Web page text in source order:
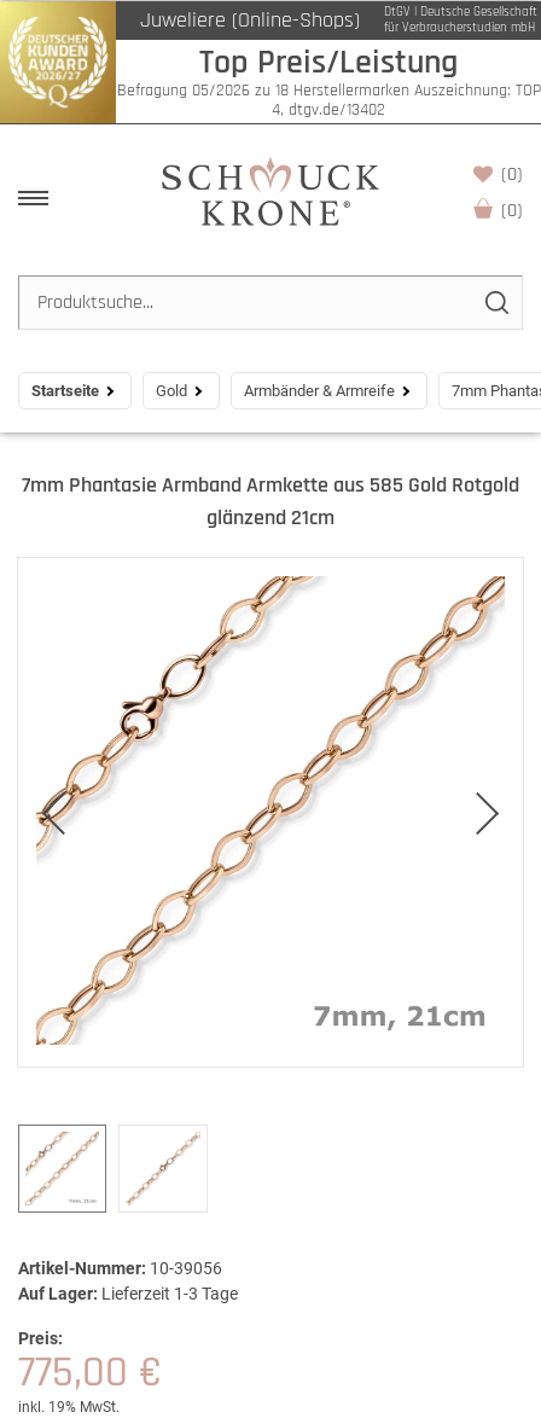
Juweliere (Online-Shops)
DtGV | Deutsche Gesellschaft
für Verbraucherstudien mbH
Top Preis/Leistung
Befragung 05/2026 zu 18 Herstellermarken Auszeichnung: TOP
4, dtgv.de/13402
(0)
(0)
Startseite Gold Armbänder & Armreife 7mm
7mm Phantasie Armband Armkette aus 585 Gold Rotgold
glänzend 21cm
Artikel-Nummer: 10-39056
Auf Lager: Lieferzeit 1-3 Tage
Preis:
775,00 €
inkl. 19% MwSt.